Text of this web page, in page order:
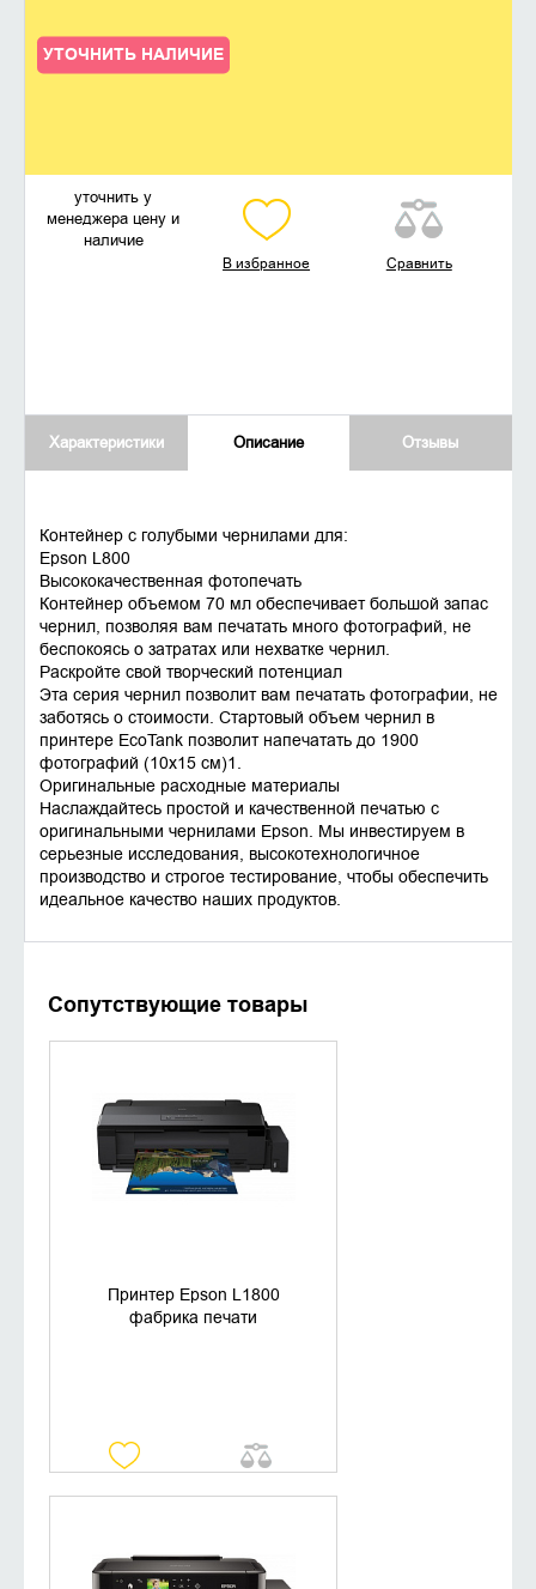
УТОЧНИТЬ НАЛИЧИЕ
уточнить у
менеджера цену и
наличие
В избранное Сравнить
Характеристики Описание Отзывы
Контейнер с голубыми чернилами для:
Epson L800
Высококачественная фотопечать
Контейнер объемом 70 мл обеспечивает большой запас
чернил, позволяя вам печатать много фотографий, не
беспокоясь о затратах или нехватке чернил.
Раскройте свой творческий потенциал
Эта серия чернил позволит вам печатать фотографии, не
заботясь о стоимости. Стартовый объем чернил в
принтере EcoTank позволит напечатать до 1900
фотографий (10х15 см)1.
Оригинальные расходные материалы
Наслаждайтесь простой и качественной печатью с
оригинальными чернилами Epson. Мы инвестируем в
серьезные исследования, высокотехнологичное
производство и строгое тестирование, чтобы обеспечить
идеальное качество наших продуктов.
Сопутствующие товары
Принтер Epson L1800
фабрика печати
УТОЧНИТЬ НАЛИЧИЕ
УТОЧНИТЬ НАЛИЧИЕ